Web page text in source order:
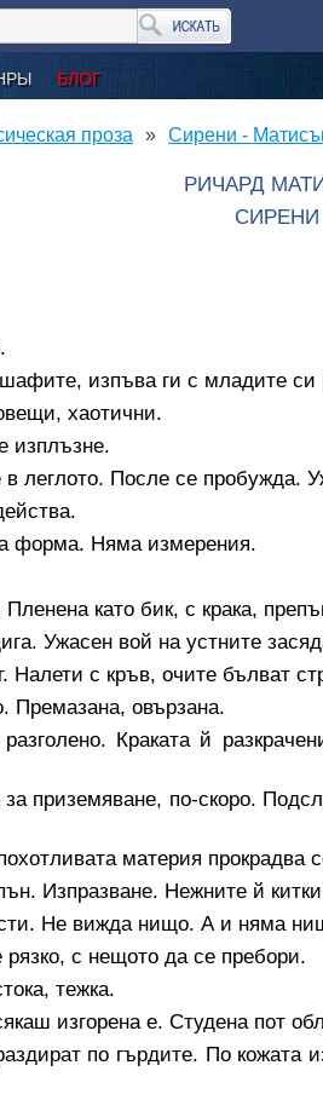
БЛОГ
проза Сирени -
РИЧАРД
СИРЕНИ
изпъва ги с младите си
хаотични.
изплъзне.
леглото. После се пробужда.
форма. Няма измерения.
като бик, с крака,
Ужасен вой на устните
Налети с кръв, очите бълват
Премазана, овързана.
Краката й
приземяване, по-скоро.
материя прокрадва
Изпразване. Нежните й
Не вижда нищо. А и няма
с нещото да се пребори.
тежка.
изгорена е. Студена пот
по гърдите. По